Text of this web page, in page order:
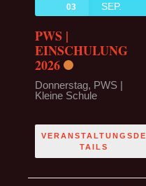
03 SEP.
PWS |
EINSCHULUNG
2026
Donnerstag, PWS |
Kleine Schule
VERANSTALTUNGSDE
TAILS